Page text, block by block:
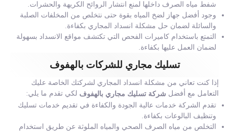
شفط مياه الصرف داخلها لمنع انتشار الروائح الكريهة والحشرات.
وجود أفضل جهاز لضخ المياه بقوة حتى نتخلص من المخلفات الصلبة
والسائلة لضمان حل مشكلة انسداد المجاري بكفاءة.
التمتع باستخدام كاميرات الفحص التي تكتشف مواقع الانسداد بسهولة
لضمان العمل عليها بكفاءة.
تسليك مجاري للشركات بالهفوف
إذا كنت تعاني من مشكلة انسداد المجاري لشركتك الخاصة عليك
التعامل مع أفضل شركة تسليك مجاري بالهفوف لكي تقدم ما يلي:
تقدم الشركة خدمات عالية الجودة والكفاءة في تقديم خدمات تسليك
وتنظيف البالوعات بكفاءة.
التخلص من مياه الصرف الصحي والمياه الملوثة عن طريق استخدام